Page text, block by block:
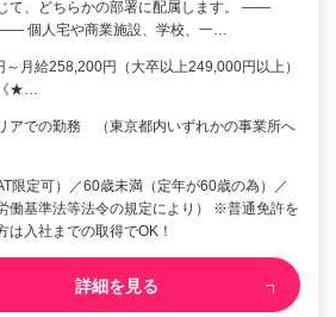
て、どちらかの部署に配属します。 ――
個人宅や商業施設、学校、一…
～月給258,200円（大卒以上249,000円以上）
★…
アでの勤務 （東京都内いずれかの事業所へ
限定可）／60歳未満（定年が60歳の為）／
働基準法等法令の規定により） ※普通免許を
は入社までの取得でOK！
詳細を見る